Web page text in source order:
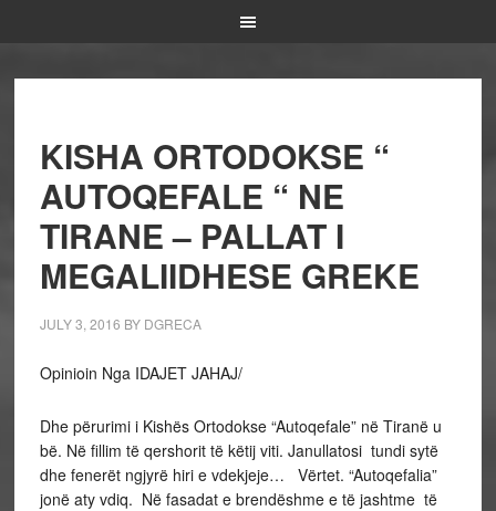
KISHA ORTODOKSE “
AUTOQEFALE “ NE
TIRANE – PALLAT I
MEGALIIDHESE GREKE
JULY 3, 2016 BY DGRECA
Opinioin Nga IDAJET JAHAJ/
Dhe përurimi i Kishës Ortodokse “Autoqefale” në Tiranë u
bë. Në fillim të qershorit të këtij viti. Janullatosi tundi sytë
dhe fenerët ngjyrë hiri e vdekjeje… Vërtet. “Autoqefalia”
jonë aty vdiq. Në fasadat e brendëshme e të jashtme të